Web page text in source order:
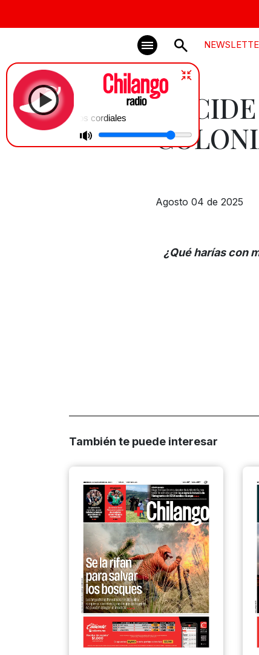
Saludos cordiales
Agosto 04 de 2025
¿Qué harías con
También te puede interesar